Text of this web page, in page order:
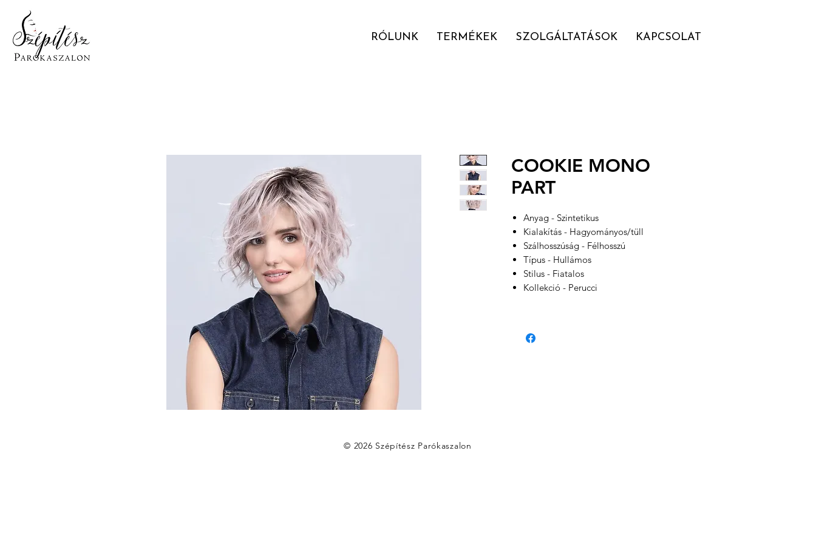
RÓLUNK TERMÉKEK SZOLGÁLTATÁSOK KAPCSOLAT
COOKIE MONO
PART
Anyag - Szintetikus
Kialakítás - Hagyományos/tüll
Szálhosszúság - Félhosszú
Típus - Hullámos
Stilus - Fiatalos
Kollekció - Perucci
© 2026 Szépítész Parókaszalon